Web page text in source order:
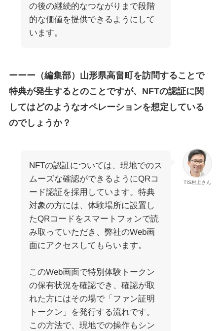
の後の継続的なつながりまで段階
的な価値を提供できるようにして
います。
ーーー（編集部）山形県高畠町を訪問することで
特典が発生するとのことですが、NFTの認証に関
してはどのようなオペレーションを想定している
のでしょうか？
TIS村上さん
NFTの認証については、現地でのス
ムーズな確認ができるようにQRコ
ード認証を採用しています。特典
対象の方には、体験場所に設置し
たQRコードをスマートフォンで読
み取っていただき、弊社のWeb画
面にアクセスしてもらいます。
このWeb画面で特別体験トークン
の保有状況を確認でき、確認が取
れた方にはその場で「ファン証明
トークン」を発行する流れです。
この方法で、現地での操作もシン